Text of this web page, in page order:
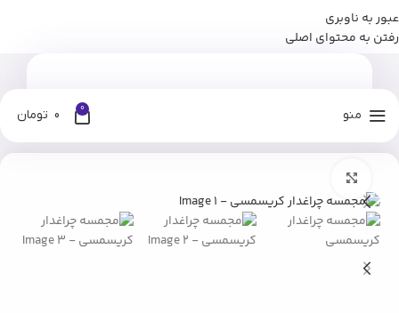
عبور به ناوبری
رفتن به محتوای اصلی
منو 0
0 تومان
برای وارد شدن به کانال بله نومان کلیک کنید